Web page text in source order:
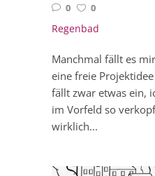
0
0
Regenbad
Manchmal fällt es
eine freie
fällt zwar etwas ein,
im Vorfeld so
wirklich...